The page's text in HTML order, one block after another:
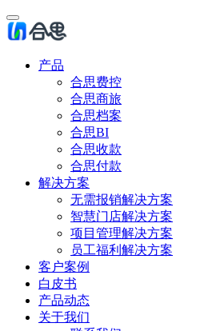
产品
合思费控
合思商旅
合思档案
合思BI
合思收款
合思付款
解决方案
无需报销解决方案
智慧门店解决方案
项目管理解决方案
员工福利解决方案
客户案例
白皮书
产品动态
关于我们